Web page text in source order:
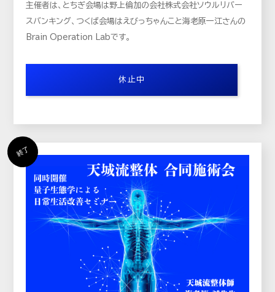
主催者は、とちぎ会場は野上倫加の会社株式会社ソウルリバー
スバンキング、つくば会場はえびっちゃんこと海老原一江さんの
Brain Operation Labです。
休止中
終了